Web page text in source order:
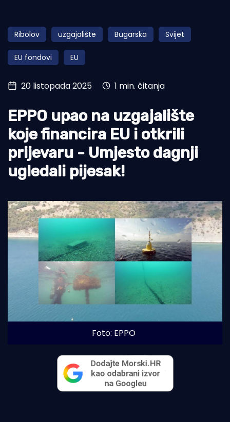
Obala
Otoci
Turizam i nautika
Pomorstvo
Ekologija
Tradicija i kultura
Ribolov uzgajalište Bugarska Svijet
EU fondovi EU
20 listopada 2025 1 min. čitanja
EPPO upao na uzgajalište
koje financira EU i otkrili
prijevaru - Umjesto dagnji
ugledali pijesak!
Foto: EPPO